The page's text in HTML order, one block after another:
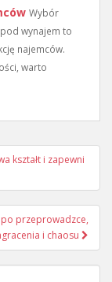
Wybór
wynajem to
najemców.
warto
kształt i zapewni
po przeprowadzce,
i chaosu